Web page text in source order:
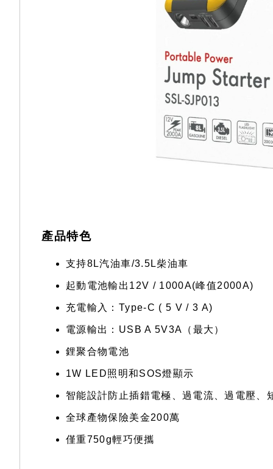
產品特色
支持8L汽油車/3.5L柴油車
起動電池輸出12V / 1000A(峰值2000A)
充電輸入：Type-C ( 5 V / 3 A)
電源輸出：USB A 5V3A（最大）
鋰聚合物電池
1W LED照明和SOS燈顯示
智能設計防止插錯電極、過電流、過電壓、
全球產物保險美金200萬
僅重750g輕巧便攜